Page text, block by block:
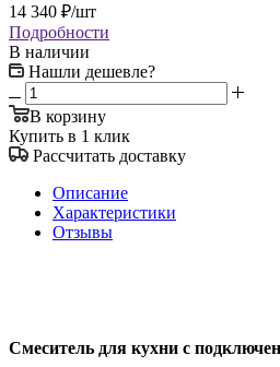
14 340 ₽/шт
Подробности
В наличии
Нашли дешевле?
В корзину
Купить в 1 клик
Рассчитать доставку
Описание
Характеристики
Отзывы
Смеситель для кухни с